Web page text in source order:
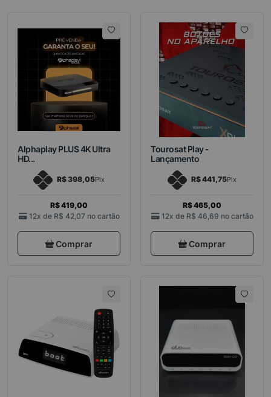
Alphaplay PLUS 4K Ultra
HD...
R$ 398,05Pix
R$ 419,00
12x de R$ 42,07 no cartão
Comprar
Tourosat Play -
Lançamento
R$ 441,75Pix
R$ 465,00
12x de R$ 46,69 no cartão
Comprar